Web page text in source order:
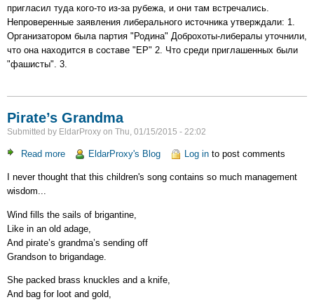
пригласил туда кого-то из-за рубежа, и они там встречались.
Непроверенные заявления либерального источника утверждали: 1.
Организатором была партия "Родина" Доброхоты-либералы уточнили,
что она находится в составе "ЕР" 2. Что среди приглашенных были
"фашисты". 3.
Pirate’s Grandma
Submitted by EldarProxy on Thu, 01/15/2015 - 22:02
Read more about
Grandma
EldarProxy's Blog Log into post comments
I never thought that this children's song contains so much management
wisdom...
Wind fills the sails of brigantine,
Like in an old adage,
And pirate’s grandma’s sending off
Grandson to brigandage.
She packed brass knuckles and a knife,
And bag for loot and gold,